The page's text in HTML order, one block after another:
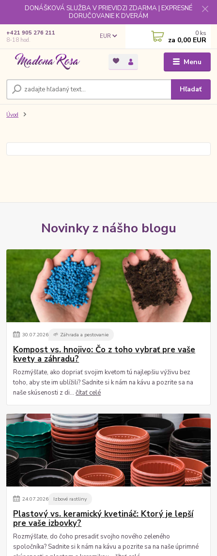
DONÁŠKOVÁ SLUŽBA V PRIEVIDZI ZDARMA | EXPRESNÉ
DORUČOVANIE K DVERÁM
Menu
EUR
Hľadať
+421 905 276 211
8-18 hod.
0 ks
za 0,00 EUR
Úvod
Novinky z nášho blogu
30.07.2026 🌱 Záhrada a pestovanie
Kompost vs. hnojivo: Čo z toho vybrať pre vaše
kvety a záhradu?
Rozmýšľate, ako dopriať svojim kvetom tú najlepšiu výživu bez
toho, aby ste im ublížili? Sadnite si k nám na kávu a pozrite sa na
naše skúsenosti z di...čítať celé
24.07.2026 Izbové rastliny
Plastový vs. keramický kvetináč: Ktorý je lepší
pre vaše izbovky?
Rozmýšľate, do čoho presadiť svojho nového zeleného
spoločníka? Sadnite si k nám na kávu a pozrite sa na naše úprimné